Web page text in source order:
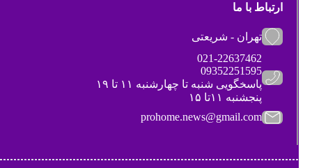
ارتباط با ما
تهران - شریعتی
021-22637462
09352251595
پاسخگویی شنبه تا چهارشنبه ۱۱ تا ۱۹
پنجشنبه ۱۱تا ۱۵
prohome.news@gmail.com